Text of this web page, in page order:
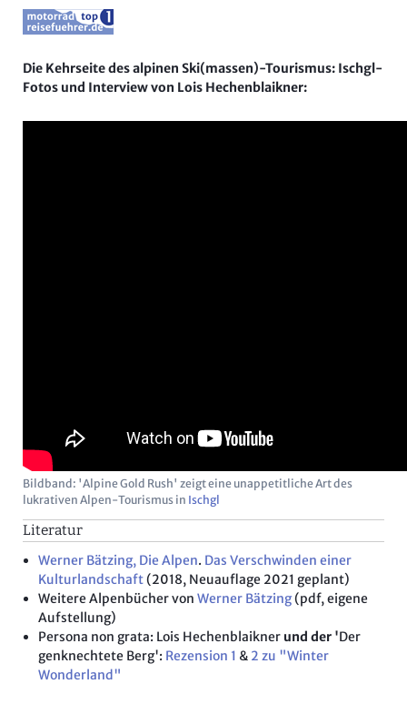
Die Kehrseite des alpinen Ski(massen)-Tourismus: Ischgl-
Fotos und Interview von Lois Hechenblaikner:
Bildband: 'Alpine Gold Rush' zeigt eine unappetitliche Art des
lukrativen Alpen-Tourismus in Ischgl
Literatur
Werner Bätzing, Die Alpen. Das Verschwinden einer
Kulturlandschaft(2018, Neuauflage 2021 geplant)
Weitere Alpenbücher vonWerner Bätzing(pdf, eigene
Aufstellung)
Persona non grata: Lois Hechenblaikner und der 'Der
genknechtete Berg': Rezension 1 & 2 zu "Winter
Wonderland"